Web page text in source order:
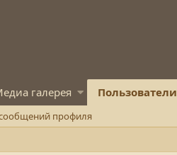
галерея Пользователи
профиля